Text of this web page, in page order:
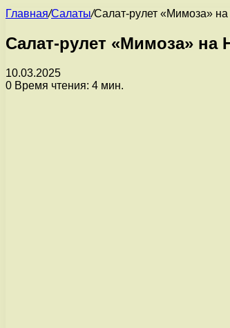
Главная/Салаты/Салат-рулет «Мимоза»
Салат-рулет «Мимоза» на
10.03.2025
0 Время чтения: 4 мин.